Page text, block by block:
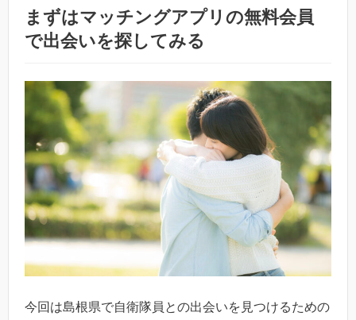
まずはマッチングアプリの無料会員
で出会いを探してみる
今回は島根県で自衛隊員との出会いを見つけるための